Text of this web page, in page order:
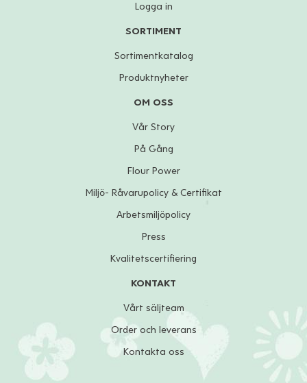
Logga in
SORTIMENT
Sortimentkatalog
Produktnyheter
OM OSS
Vår Story
På Gång
Flour Power
Miljö- Råvarupolicy & Certifikat
Arbetsmiljöpolicy
Press
Kvalitetscertifiering
KONTAKT
Vårt säljteam
Order och leverans
Kontakta oss